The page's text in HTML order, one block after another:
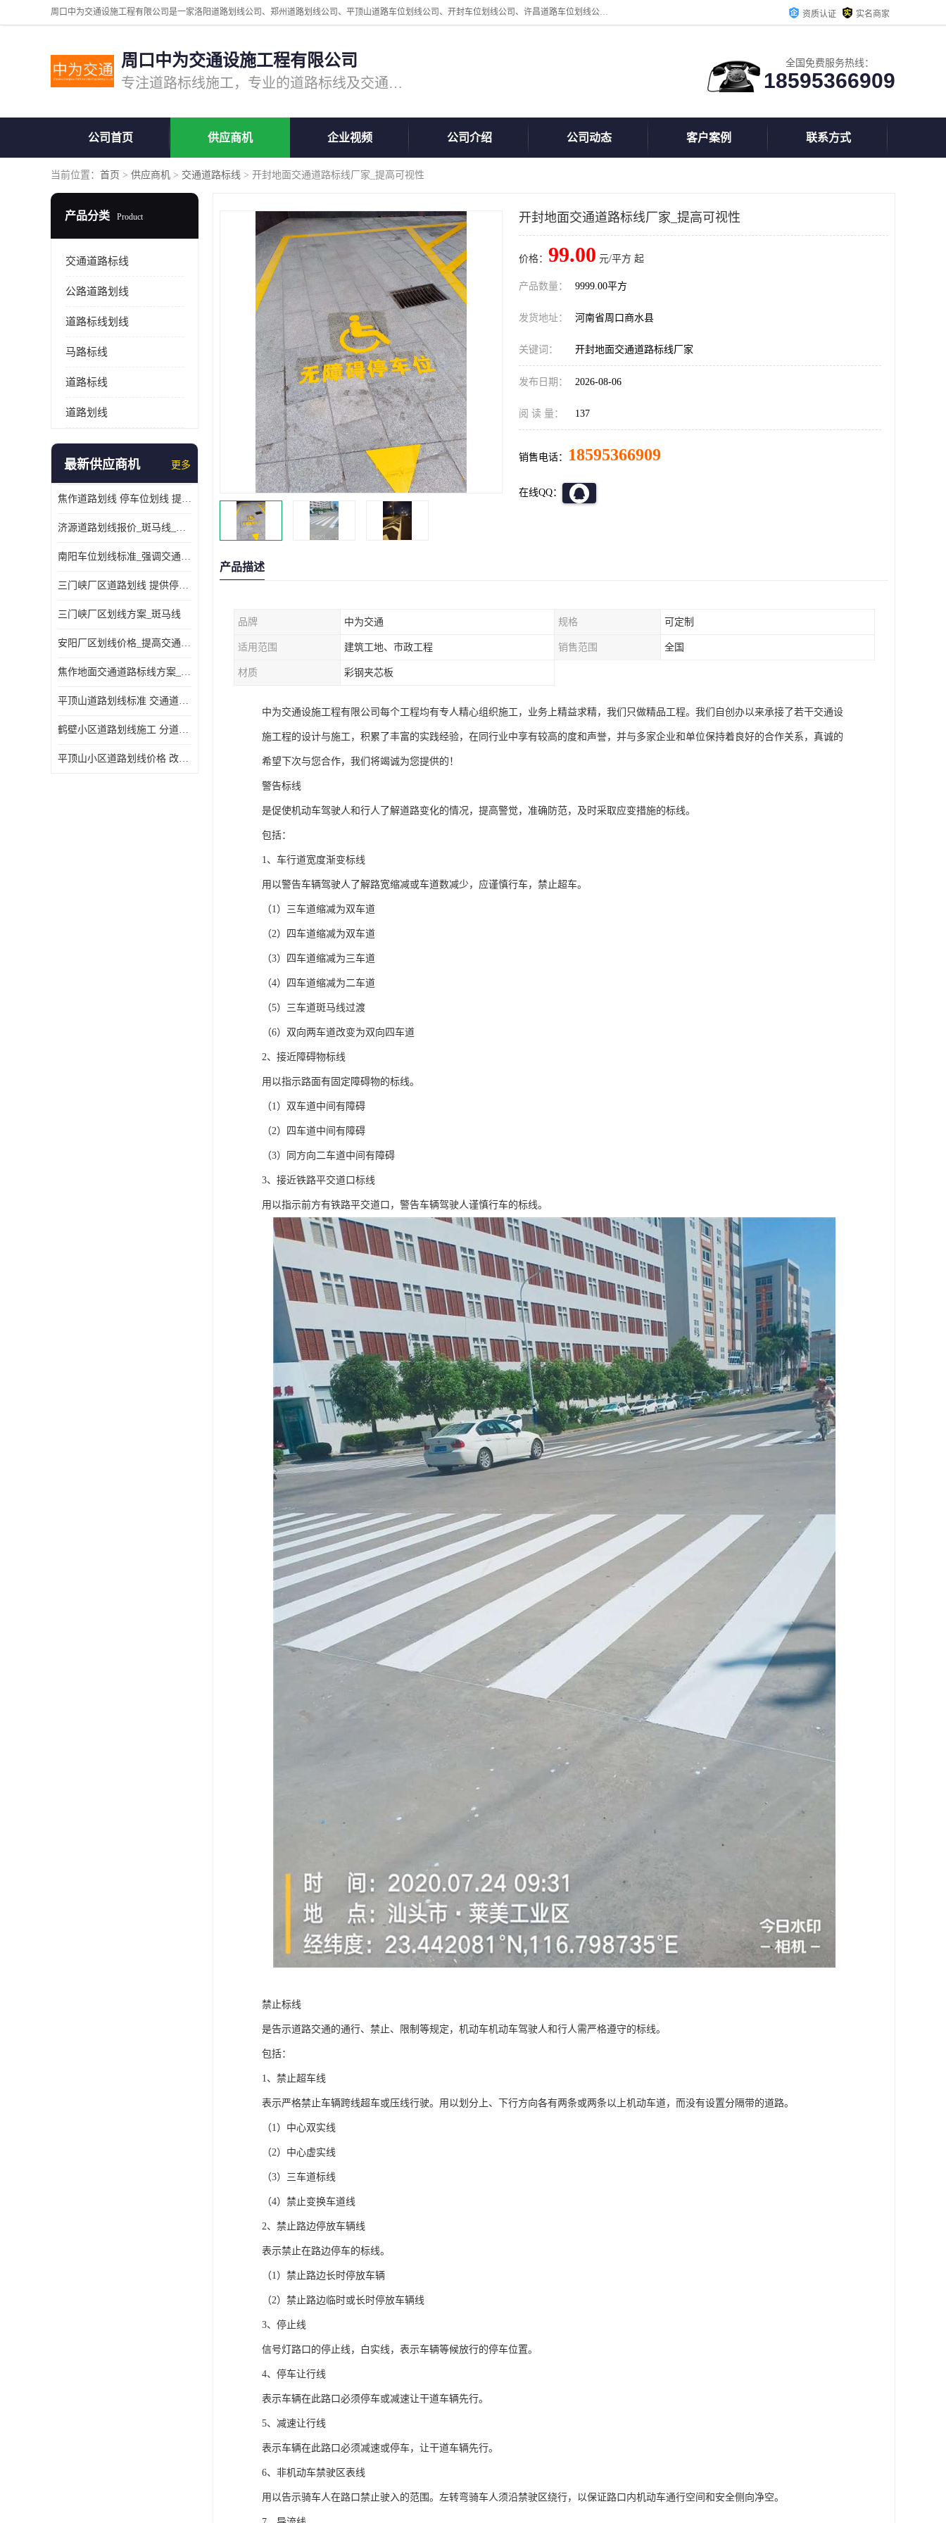
周口中为交通设施工程有限公司是一家洛阳道路划线公司、郑州道路划线公司、平顶山道路车位划线公司、开封车位划线公司、许昌道路车位划线公司、漯河道路车位划线公司，公司始终坚持“诚信、匠心、专注”的宗旨；我们的经营理念是：的服务。 资质认证 实名商家
周口中为交通设施工程有限公司
专注道路标线施工，专业的道路标线及交通设施施工服务商!
全国免费服务热线：
18595366909
公司首页 供应商机 企业视频 公司介绍 公司动态 客户案例 联系方式
当前位置： 首页 > 供应商机 > 交通道路标线 > 开封地面交通道路标线厂家_提高可视性
产品分类 Product
交通道路标线
公路道路划线
道路标线划线
马路标线
道路标线
道路划线
最新供应商机 更多
焦作道路划线 停车位划线 提供交通分流
济源道路划线报价_斑马线_提供紧急停车带
南阳车位划线标准_强调交通规则
三门峡厂区道路划线 提供停车指引
三门峡厂区划线方案_斑马线
安阳厂区划线价格_提高交通安全
焦作地面交通道路标线方案_强调交通规则
平顶山道路划线标准 交通道路标线 提供可变车道指示
鹤壁小区道路划线施工 分道线 改善交通效率
平顶山小区道路划线价格 改善交通效率
开封地面交通道路标线厂家_提高可视性
价格： 99.00 元/平方 起
产品数量： 9999.00平方
发货地址： 河南省周口商水县
关键词： 开封地面交通道路标线厂家
发布日期： 2026-08-06
阅 读 量： 137
销售电话： 18595366909
在线QQ：
产品描述
品牌 中为交通 规格 可定制
适用范围 建筑工地、市政工程 销售范围 全国
材质 彩钢夹芯板
中为交通设施工程有限公司每个工程均有专人精心组织施工，业务上精益求精，我们只做精品工程。我们自创办以来承接了若干交通设
施工程的设计与施工，积累了丰富的实践经验，在同行业中享有较高的度和声誉，并与多家企业和单位保持着良好的合作关系，真诚的
希望下次与您合作，我们将竭诚为您提供的！
警告标线
是促使机动车驾驶人和行人了解道路变化的情况，提高警觉，准确防范，及时采取应变措施的标线。
包括：
1、车行道宽度渐变标线
用以警告车辆驾驶人了解路宽缩减或车道数减少，应谨慎行车，禁止超车。
（1）三车道缩减为双车道
（2）四车道缩减为双车道
（3）四车道缩减为三车道
（4）四车道缩减为二车道
（5）三车道斑马线过渡
（6）双向两车道改变为双向四车道
2、接近障碍物标线
用以指示路面有固定障碍物的标线。
（1）双车道中间有障碍
（2）四车道中间有障碍
（3）同方向二车道中间有障碍
3、接近铁路平交道口标线
用以指示前方有铁路平交道口，警告车辆驾驶人谨慎行车的标线。
禁止标线
是告示道路交通的通行、禁止、限制等规定，机动车机动车驾驶人和行人需严格遵守的标线。
包括：
1、禁止超车线
表示严格禁止车辆跨线超车或压线行驶。用以划分上、下行方向各有两条或两条以上机动车道，而没有设置分隔带的道路。
（1）中心双实线
（2）中心虚实线
（3）三车道标线
（4）禁止变换车道线
2、禁止路边停放车辆线
表示禁止在路边停车的标线。
（1）禁止路边长时停放车辆
（2）禁止路边临时或长时停放车辆线
3、停止线
信号灯路口的停止线，白实线，表示车辆等候放行的停车位置。
4、停车让行线
表示车辆在此路口必须停车或减速让干道车辆先行。
5、减速让行线
表示车辆在此路口必须减速或停车，让干道车辆先行。
6、非机动车禁驶区表线
用以告示骑车人在路口禁止驶入的范围。左转弯骑车人须沿禁驶区绕行，以保证路口内机动车通行空间和安全侧向净空。